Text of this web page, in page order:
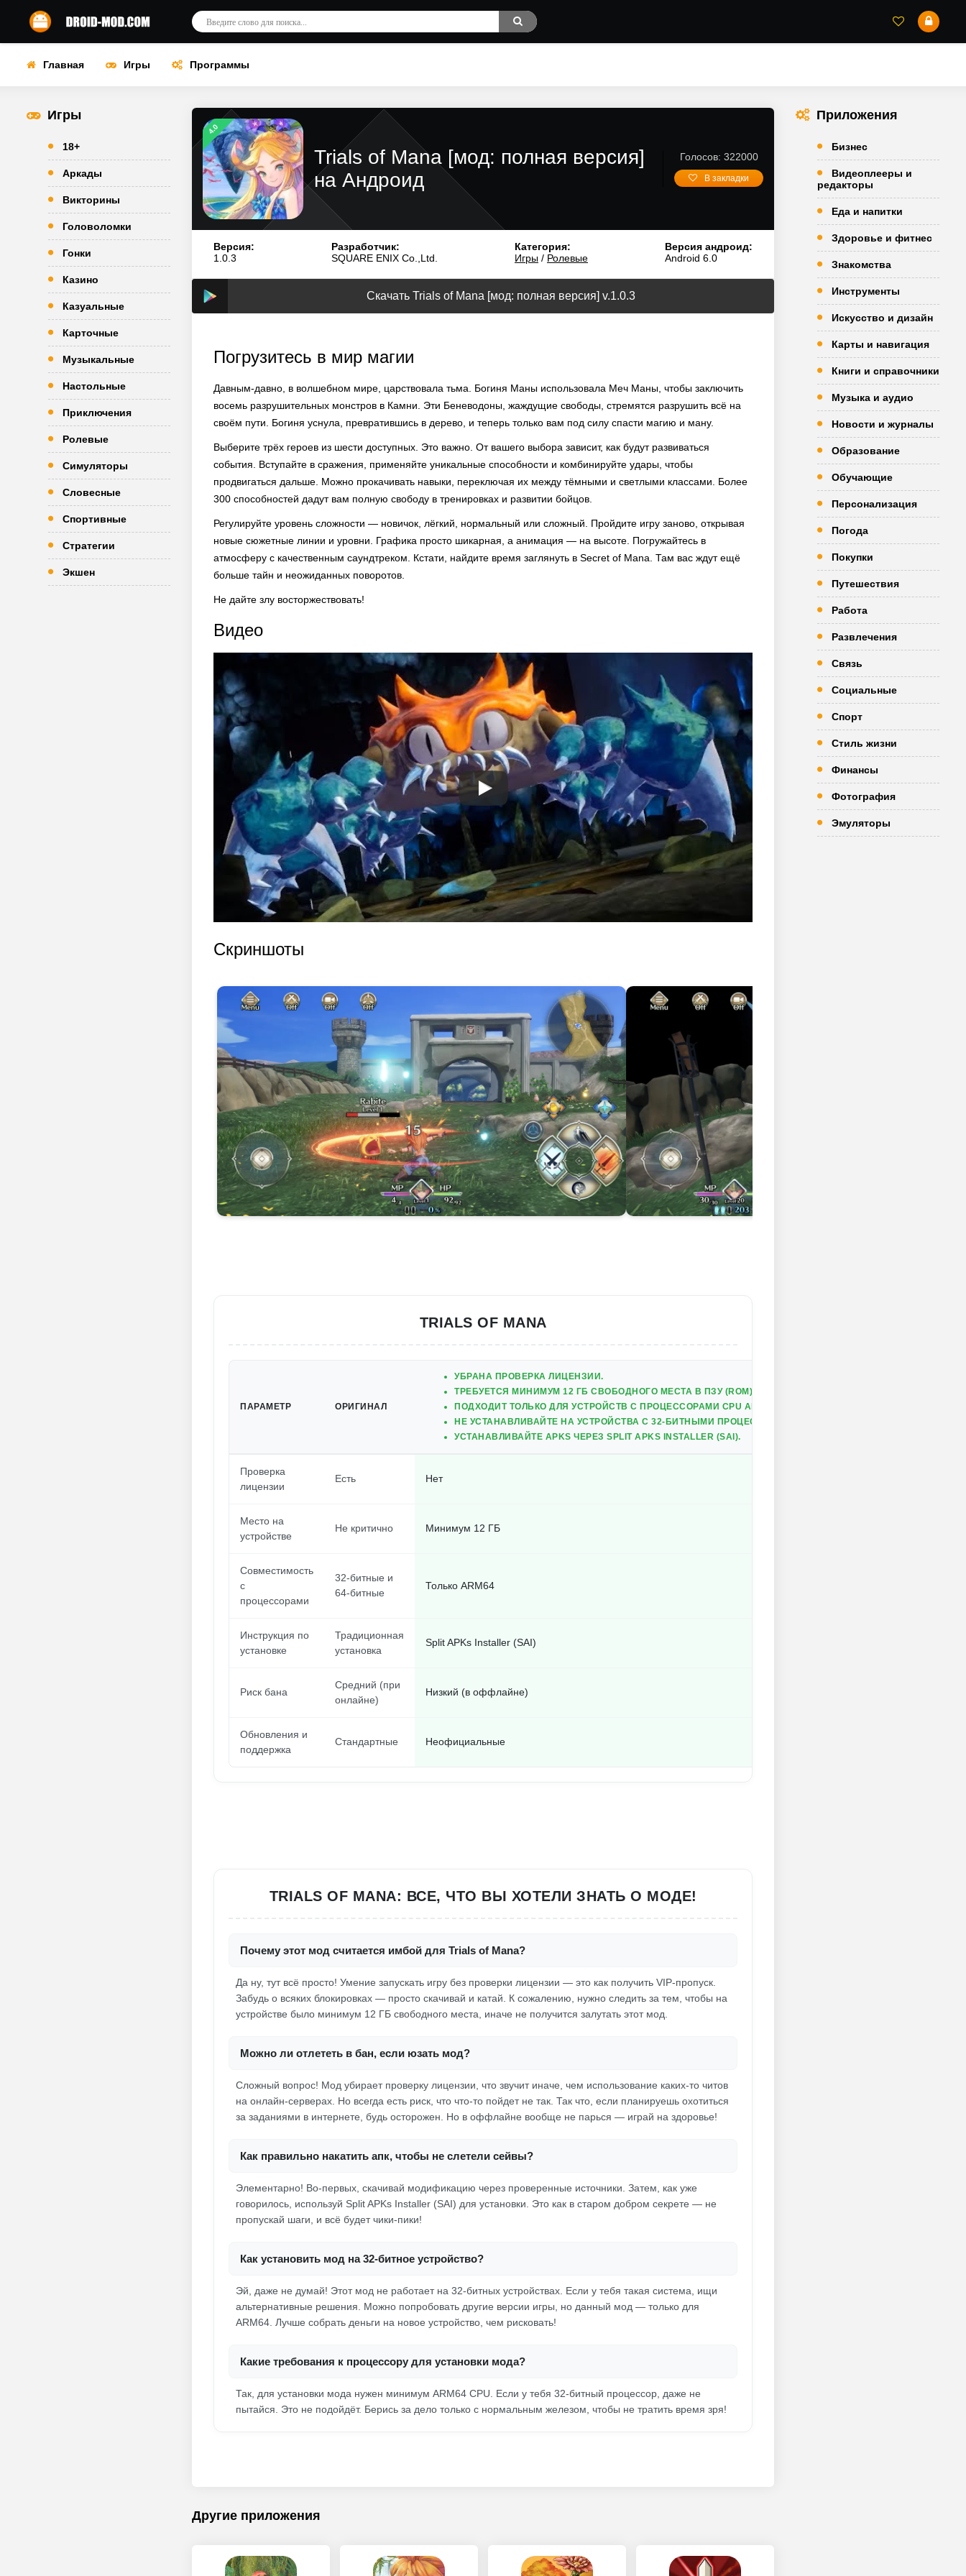
Главная Игры Программы
Игры
18+
Аркады
Викторины
Головоломки
Гонки
Казино
Казуальные
Карточные
Музыкальные
Настольные
Приключения
Ролевые
Симуляторы
Словесные
Спортивные
Стратегии
Экшен
4.0
Trials of Mana [мод: полная версия]
на Андроид
Голосов: 322000
В закладки
Версия:
1.0.3
Разработчик:
SQUARE ENIX Co.,Ltd.
Категория:
Игры / Ролевые
Версия андроид:
Android 6.0
Скачать Trials of Mana [мод: полная версия] v.1.0.3
Погрузитесь в мир магии
Давным-давно, в волшебном мире, царствовала тьма. Богиня Маны использовала Меч Маны, чтобы заключить
восемь разрушительных монстров в Камни. Эти Беневодоны, жаждущие свободы, стремятся разрушить всё на
своём пути. Богиня уснула, превратившись в дерево, и теперь только вам под силу спасти магию и ману.
Выберите трёх героев из шести доступных. Это важно. От вашего выбора зависит, как будут развиваться
события. Вступайте в сражения, применяйте уникальные способности и комбинируйте удары, чтобы
продвигаться дальше. Можно прокачивать навыки, переключая их между тёмными и светлыми классами. Более
300 способностей дадут вам полную свободу в тренировках и развитии бойцов.
Регулируйте уровень сложности — новичок, лёгкий, нормальный или сложный. Пройдите игру заново, открывая
новые сюжетные линии и уровни. Графика просто шикарная, а анимация — на высоте. Погружайтесь в
атмосферу с качественным саундтреком. Кстати, найдите время заглянуть в Secret of Mana. Там вас ждут ещё
больше тайн и неожиданных поворотов.
Не дайте злу восторжествовать!
Видео
Скриншоты
TRIALS OF MANA
ПАРАМЕТР ОРИГИНАЛ
УБРАНА ПРОВЕРКА ЛИЦЕНЗИИ.
ТРЕБУЕТСЯ МИНИМУМ 12 ГБ СВОБОДНОГО МЕСТА В ПЗУ (ROM) ПЕРЕД УСТАНОВКОЙ.
ПОДХОДИТ ТОЛЬКО ДЛЯ УСТРОЙСТВ С ПРОЦЕССОРАМИ CPU ARM64 (AARCH64, ARM64-V8A).
НЕ УСТАНАВЛИВАЙТЕ НА УСТРОЙСТВА С 32-БИТНЫМИ ПРОЦЕССОРАМИ.
УСТАНАВЛИВАЙТЕ APKS ЧЕРЕЗ SPLIT APKS INSTALLER (SAI).
Проверка
лицензии
Есть Нет
Место на
устройстве
Не критично Минимум 12 ГБ
Совместимость
с
процессорами
32-битные и
64-битные
Только ARM64
Инструкция по
установке
Традиционная
установка
Split APKs Installer (SAI)
Риск бана
Средний (при
онлайне)
Низкий (в оффлайне)
Обновления и
поддержка
Стандартные Неофициальные
TRIALS OF MANA: ВСЕ, ЧТО ВЫ ХОТЕЛИ ЗНАТЬ О МОДЕ!
Почему этот мод считается имбой для Trials of Mana?
Да ну, тут всё просто! Умение запускать игру без проверки лицензии — это как получить VIP-пропуск.
Забудь о всяких блокировках — просто скачивай и катай. К сожалению, нужно следить за тем, чтобы на
устройстве было минимум 12 ГБ свободного места, иначе не получится залутать этот мод.
Можно ли отлететь в бан, если юзать мод?
Сложный вопрос! Мод убирает проверку лицензии, что звучит иначе, чем использование каких-то читов
на онлайн-серверах. Но всегда есть риск, что что-то пойдет не так. Так что, если планируешь охотиться
за заданиями в интернете, будь осторожен. Но в оффлайне вообще не парься — играй на здоровье!
Как правильно накатить апк, чтобы не слетели сейвы?
Элементарно! Во-первых, скачивай модификацию через проверенные источники. Затем, как уже
говорилось, используй Split APKs Installer (SAI) для установки. Это как в старом добром секрете — не
пропускай шаги, и всё будет чики-пики!
Как установить мод на 32-битное устройство?
Эй, даже не думай! Этот мод не работает на 32-битных устройствах. Если у тебя такая система, ищи
альтернативные решения. Можно попробовать другие версии игры, но данный мод — только для
ARM64. Лучше собрать деньги на новое устройство, чем рисковать!
Какие требования к процессору для установки мода?
Так, для установки мода нужен минимум ARM64 CPU. Если у тебя 32-битный процессор, даже не
пытайся. Это не подойдёт. Берись за дело только с нормальным железом, чтобы не тратить время зря!
Другие приложения
Приложения
Бизнес
Видеоплееры и
редакторы
Еда и напитки
Здоровье и фитнес
Знакомства
Инструменты
Искусство и дизайн
Карты и навигация
Книги и справочники
Музыка и аудио
Новости и журналы
Образование
Обучающие
Персонализация
Погода
Покупки
Путешествия
Работа
Развлечения
Связь
Социальные
Спорт
Стиль жизни
Финансы
Фотография
Эмуляторы